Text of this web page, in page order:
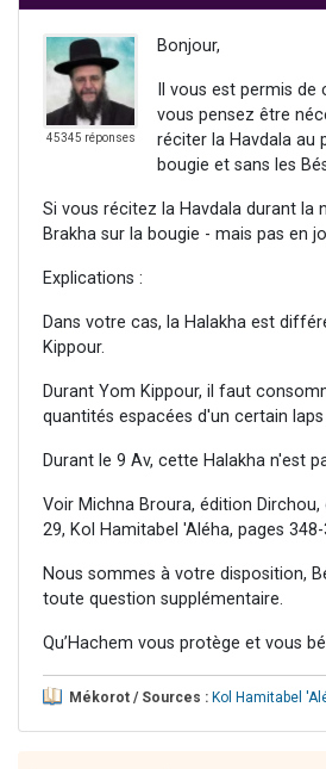
45345 réponses
Bonjour,
Il vous est permis de
vous pensez être
réciter la Havdala au
bougie et sans les
Si vous récitez la Havdala durant la
Brakha sur la bougie - mais pas en
Explications :
Dans votre cas, la Halakha est
Kippour.
Durant Yom Kippour, il faut
quantités espacées d'un certain
Durant le 9 Av, cette Halakha n'est
Voir Michna Broura, édition
29, Kol Hamitabel 'Aléha, pages 348-
Nous sommes à votre disposition,
toute question supplémentaire.
Qu’Hachem vous protège et vous
Mékorot / Sources : Kol Hamitabel